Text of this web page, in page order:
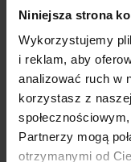
Niniejsza strona
Wykorzystujemy
i reklam, aby
analizować ruch w
korzystasz z
Partnerzy mogą
otrzymanymi od